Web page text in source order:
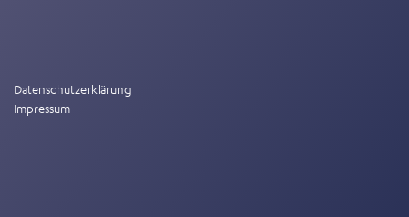
Datenschutzerklärung
Impressum